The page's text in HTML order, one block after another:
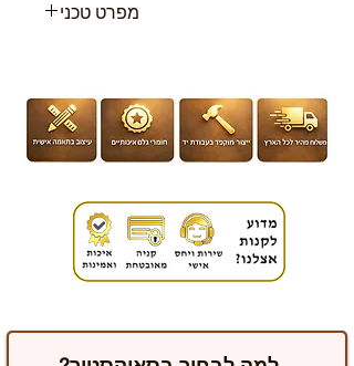
מפרט טכני
מידות: 100 (ר) 81 (ג) 87 (ע) ס”מ
מידות מזרן מומלצות: 95×83 ס”מ
משקל המוצר: 12 ק”ג